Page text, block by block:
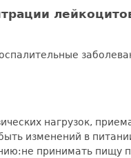
нагрузок,
изменений в
принимать пищу